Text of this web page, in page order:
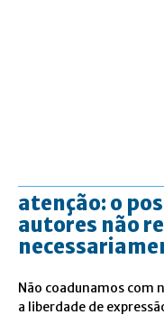
atenção: o
autores não
Não coadunamos com
a liberdade de